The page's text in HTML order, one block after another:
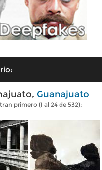
Guanajuato
primero (1 al 24 de 532):